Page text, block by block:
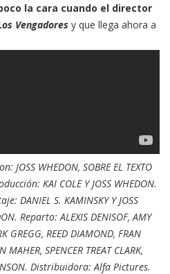
la cara cuando el director
Vengadores y que llega ahora a
JOSS WHEDON, SOBRE EL TEXTO
KAI COLE Y JOSS WHEDON.
DANIEL S. KAMINSKY Y JOSS
Reparto: ALEXIS DENISOF, AMY
GREGG, REED DIAMOND, FRAN
MAHER, SPENCER TREAT CLARK,
Distribuidora: Alfa Pictures.